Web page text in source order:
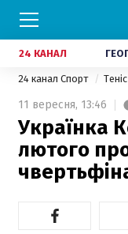
24 КАНАЛ
24 канал Спорт Теніс
11 вересня, 13:46
Українка
лютого